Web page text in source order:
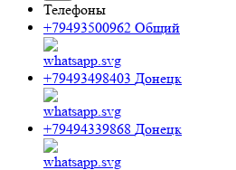
Телефоны
+79493500962 Общий
+79493498403 Донецк
+79494339868 Донецк